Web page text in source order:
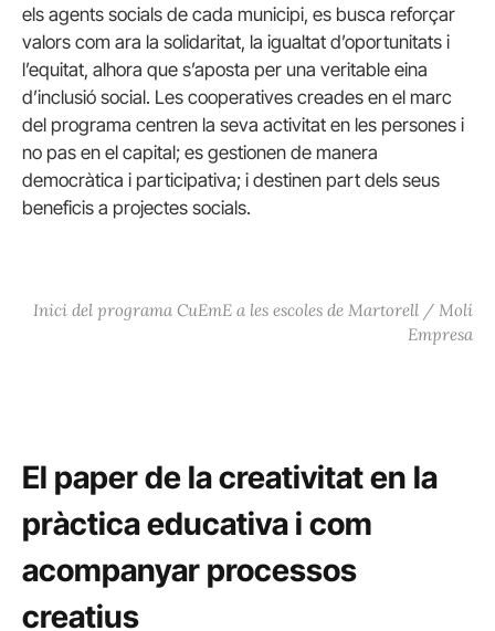
els agents socials de cada municipi, es busca reforçar
valors com ara la solidaritat, la igualtat d’oportunitats i
l’equitat, alhora que s’aposta per una veritable eina
d’inclusió social. Les cooperatives creades en el marc
del programa centren la seva activitat en les persones i
no pas en el capital; es gestionen de manera
democràtica i participativa; i destinen part dels seus
beneficis a projectes socials.
Inici del programa CuEmE a les escoles de Martorell / Molí
Empresa
El paper de la creativitat en la
pràctica educativa i com
acompanyar processos
creatius